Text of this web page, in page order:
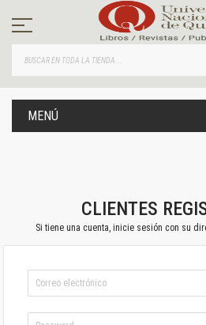
contenido
MENÚ
CLIENTES
Si tiene una cuenta, inicie sesión con su